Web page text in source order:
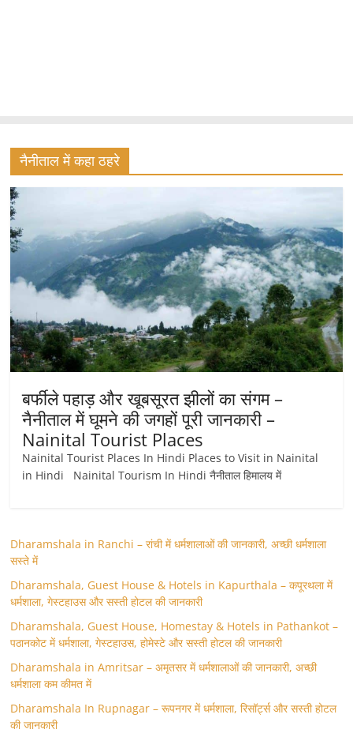
नैनीताल में कहा ठहरे
बर्फीले पहाड़ और खूबसूरत झीलों का संगम –
नैनीताल में घूमने की जगहों पूरी जानकारी –
Nainital Tourist Places
Nainital Tourist Places In Hindi Places to Visit in Nainital
in Hindi Nainital Tourism In Hindi नैनीताल हिमालय में
Dharamshala in Ranchi – रांची में धर्मशालाओं की जानकारी, अच्छी धर्मशाला
सस्ते में
Dharamshala, Guest House & Hotels in Kapurthala – कपूरथला में
धर्मशाला, गेस्टहाउस और सस्ती होटल की जानकारी
Dharamshala, Guest House, Homestay & Hotels in Pathankot –
पठानकोट में धर्मशाला, गेस्टहाउस, होमेस्टे और सस्ती होटल की जानकारी
Dharamshala in Amritsar – अमृतसर में धर्मशालाओं की जानकारी, अच्छी
धर्मशाला कम कीमत में
Dharamshala In Rupnagar – रूपनगर में धर्मशाला, रिसॉर्ट्स और सस्ती होटल
की जानकारी